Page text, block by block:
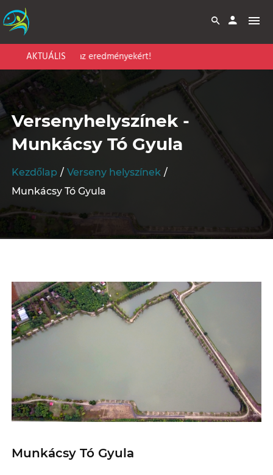
AKTUÁLIS
kattints az eredményekért!
Versenyhelyszínek -
Munkácsy Tó Gyula
Kezdőlap
Verseny helyszínek
Munkácsy Tó Gyula
Munkácsy Tó Gyula